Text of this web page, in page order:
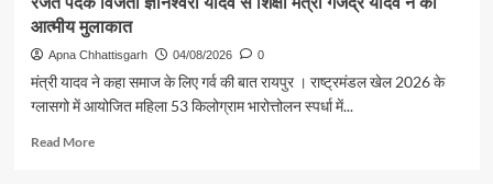
श्रद्धालु
भारत
गौरव
से
रामलला
बाबा
आत्मीय मुलाकात
Apna Chhattisgarh 04/08/2026 0
मंत्री यादव ने कहा समाज के लिए गर्व की बात रायपुर । राष्ट्रमंडल खेल 2026 के
ग्लासगो में आयोजित महिला 53 किलोग्राम भारोत्तोलन स्पर्धा में...
Read MoreRead